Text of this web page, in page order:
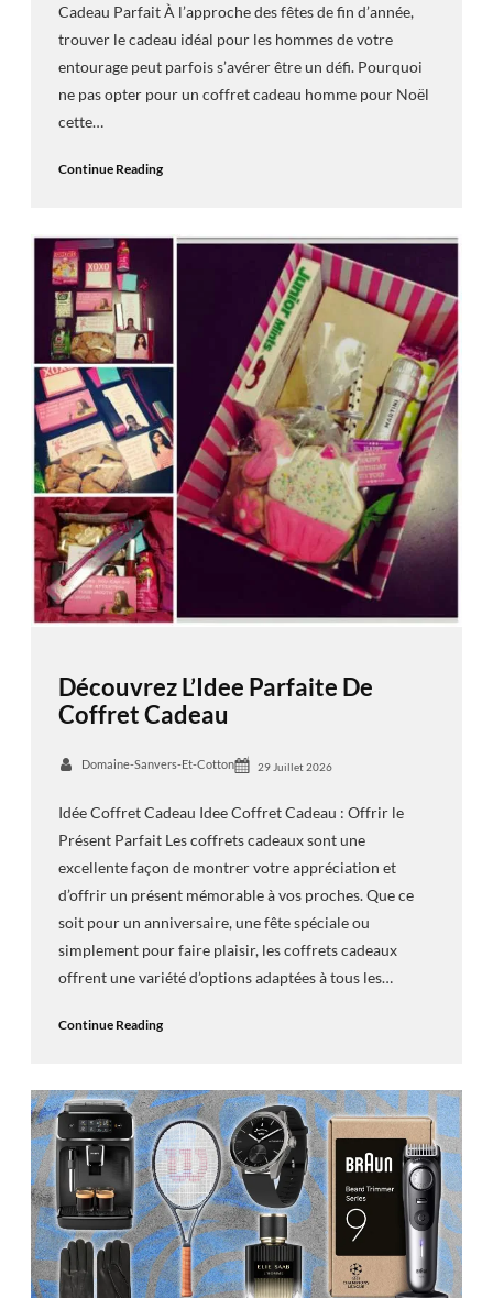
Cadeau Parfait À l’approche des fêtes de fin d’année,
trouver le cadeau idéal pour les hommes de votre
entourage peut parfois s’avérer être un défi. Pourquoi
ne pas opter pour un coffret cadeau homme pour Noël
cette…
Continue Reading
Découvrez L’Idee Parfaite De
Coffret Cadeau
Domaine-Sanvers-Et-Cotton 29 Juillet 2026
Idée Coffret Cadeau Idee Coffret Cadeau : Offrir le
Présent Parfait Les coffrets cadeaux sont une
excellente façon de montrer votre appréciation et
d’offrir un présent mémorable à vos proches. Que ce
soit pour un anniversaire, une fête spéciale ou
simplement pour faire plaisir, les coffrets cadeaux
offrent une variété d’options adaptées à tous les…
Continue Reading